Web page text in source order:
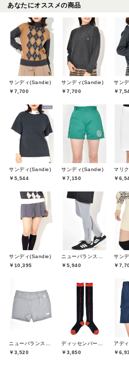
あなたにオススメの商品
サンディ(Sandie)
￥7,700
サンディ(Sandie)
￥7,700
サン
￥
サンディ(Sandie)
￥5,544
サンディ(Sandie)
￥7,150
￥
サンディ(Sandie)
￥10,395
￥5,940
サン
￥
￥3,520
￥3,850
￥